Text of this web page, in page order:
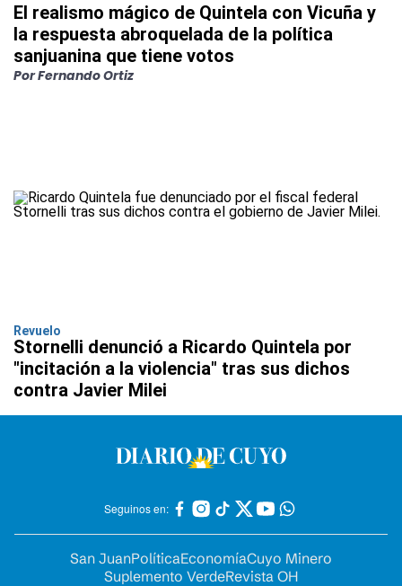
El realismo mágico de Quintela con Vicuña y
la respuesta abroquelada de la política
sanjuanina que tiene votos
Por Fernando Ortiz
Revuelo
Stornelli denunció a Ricardo Quintela por
"incitación a la violencia" tras sus dichos
contra Javier Milei
Seguinos en:
San JuanPolíticaEconomíaCuyo Minero
Suplemento VerdeRevista OH